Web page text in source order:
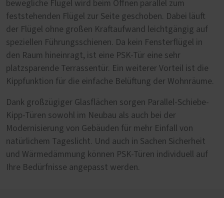
bewegliche Flügel wird beim Öffnen parallel zum
feststehenden Flügel zur Seite geschoben. Dabei läuft
der Flügel ohne großen Kraftaufwand leichtgängig auf
speziellen Führungsschienen. Da kein Fensterflügel in
den Raum hineinragt, ist eine PSK-Tür eine sehr
platzsparende Terrassentür. Ein weiterer Vorteil ist die
Kippfunktion für die einfache Belüftung der Wohnräume.
Dank großzügiger Glasflächen sorgen Parallel-Schiebe-
Kipp-Türen sowohl im Neubau als auch bei der
Modernisierung von Gebäuden für mehr Einfall von
natürlichem Tageslicht. Und auch in Sachen Sicherheit
und Wärmedämmung können PSK-Türen individuell auf
Ihre Bedürfnisse angepasst werden.